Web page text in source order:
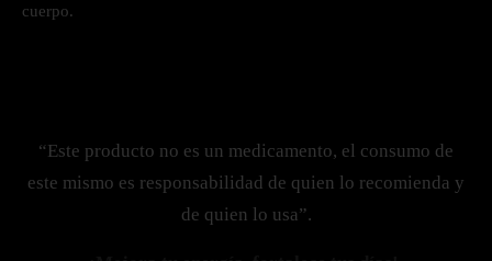
cuerpo.
“Este producto no es un medicamento, el consumo de
este mismo es responsabilidad de quien lo recomienda y
de quien lo usa”.